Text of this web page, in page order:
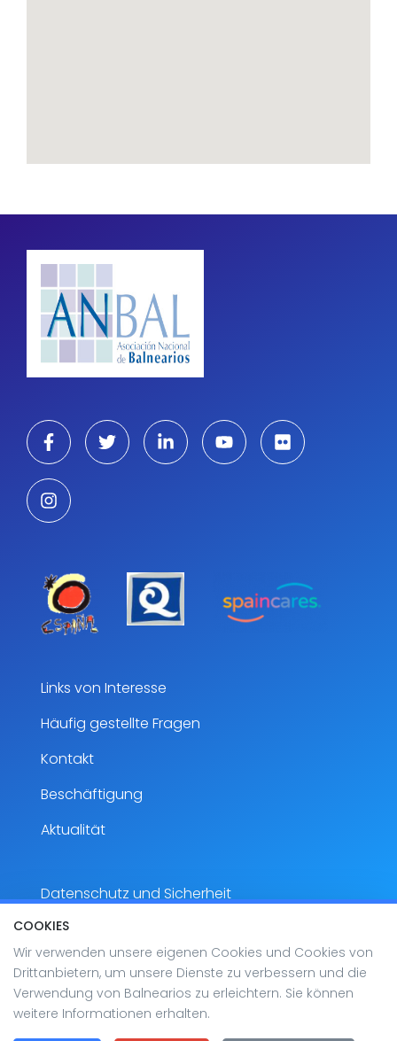
Links von Interesse
Häufig gestellte Fragen
Kontakt
Beschäftigung
Aktualität
Datenschutz und Sicherheit
Rechtlicher Hinweis
Zugänglichkeit
Sitemap
COOKIES
Wir verwenden unsere eigenen Cookies und Cookies von
Drittanbietern, um unsere Dienste zu verbessern und die
Verwendung von Balnearios zu erleichtern. Sie können
weitere Informationen erhalten.